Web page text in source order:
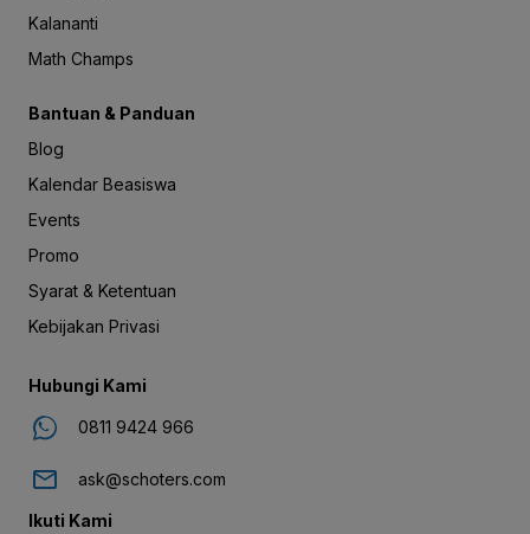
Kalananti
Math Champs
Bantuan & Panduan
Blog
Kalendar Beasiswa
Events
Promo
Syarat & Ketentuan
Kebijakan Privasi
Hubungi Kami
0811 9424 966
ask@schoters.com
Ikuti Kami